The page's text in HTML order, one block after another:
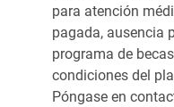
para atención
pagada, ausencia
programa de
condiciones del
Póngase en